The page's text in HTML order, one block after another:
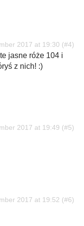
2017 at 19:30
jasne róże 104 i
z nich! :)
2017 at 19:49
2017 at 19:52